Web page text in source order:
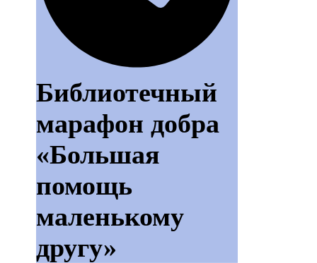
Библиотечный
марафон добра
«Большая
помощь
маленькому
другу»